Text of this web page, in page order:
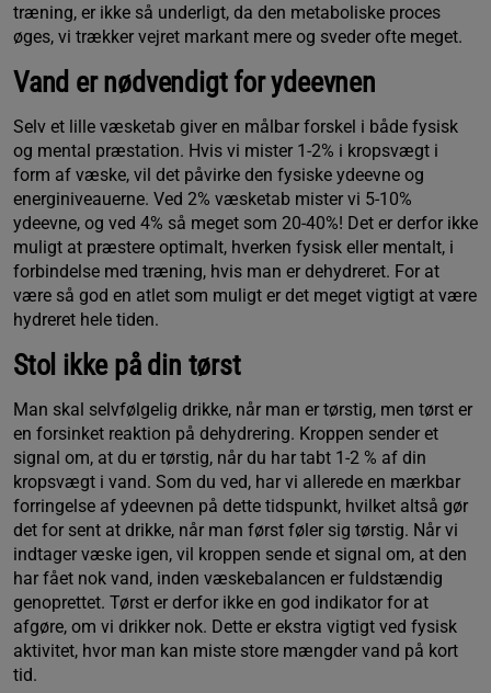
træning, er ikke så underligt, da den metaboliske proces
øges, vi trækker vejret markant mere og sveder ofte meget.
Vand er nødvendigt for ydeevnen
Selv et lille væsketab giver en målbar forskel i både fysisk
og mental præstation. Hvis vi mister 1-2% i kropsvægt i
form af væske, vil det påvirke den fysiske ydeevne og
energiniveauerne. Ved 2% væsketab mister vi 5-10%
ydeevne, og ved 4% så meget som 20-40%! Det er derfor ikke
muligt at præstere optimalt, hverken fysisk eller mentalt, i
forbindelse med træning, hvis man er dehydreret. For at
være så god en atlet som muligt er det meget vigtigt at være
hydreret hele tiden.
Stol ikke på din tørst
Man skal selvfølgelig drikke, når man er tørstig, men tørst er
en forsinket reaktion på dehydrering. Kroppen sender et
signal om, at du er tørstig, når du har tabt 1-2 % af din
kropsvægt i vand. Som du ved, har vi allerede en mærkbar
forringelse af ydeevnen på dette tidspunkt, hvilket altså gør
det for sent at drikke, når man først føler sig tørstig. Når vi
indtager væske igen, vil kroppen sende et signal om, at den
har fået nok vand, inden væskebalancen er fuldstændig
genoprettet. Tørst er derfor ikke en god indikator for at
afgøre, om vi drikker nok. Dette er ekstra vigtigt ved fysisk
aktivitet, hvor man kan miste store mængder vand på kort
tid.